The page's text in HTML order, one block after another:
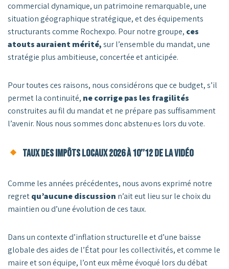
commercial dynamique, un patrimoine remarquable, une
situation géographique stratégique, et des équipements
structurants comme Rochexpo. Pour notre groupe, ces
atouts auraient mérité,sur l’ensemble du mandat, une
stratégie plus ambitieuse, concertée et anticipée.
Pour toutes ces raisons, nous considérons que ce budget, s’il
permet la continuité, ne corrige pas les fragilités
construites au fil du mandat et ne prépare pas suffisamment
l’avenir. Nous nous sommes donc abstenu·es lors du vote.
Taux des impôts locaux 2026 à 10’’12 de la vidéo
Comme les années précédentes, nous avons exprimé notre
regretqu’aucune discussion n’ait eut lieu sur le choix du
maintien ou d’une évolution de ces taux.
Dans un contexte d’inflation structurelle et d’une baisse
globale des aides de l’État pour les collectivités, et comme le
maire et son équipe, l’ont eux même évoqué lors du débat